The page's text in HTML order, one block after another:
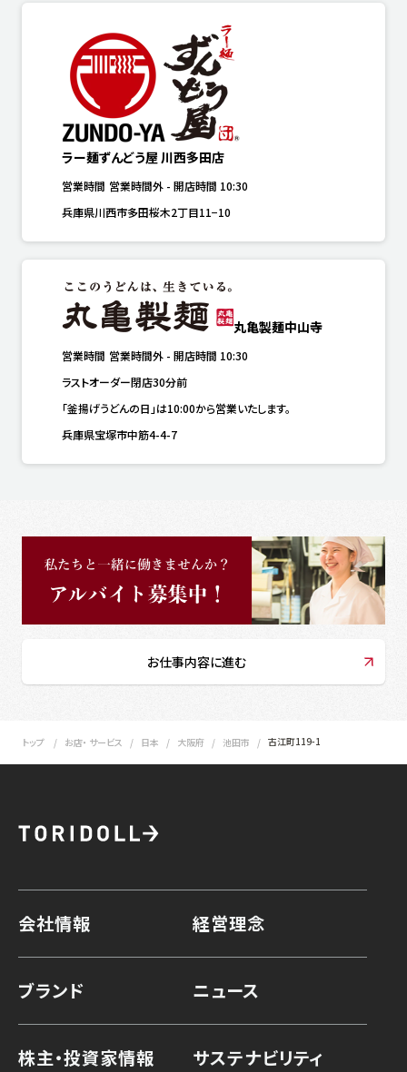
ラー麺ずんどう屋 川西多田店
営業時間 営業時間外 - 開店時間 10:30
兵庫県川西市多田桜木2丁目11−10
丸亀製麺中山寺
営業時間 営業時間外 - 開店時間 10:30
ラストオーダー閉店30分前
「釜揚げうどんの日」は10:00から営業いたします。
兵庫県宝塚市中筋4-4-7
お仕事内容に進む
トップ お店・ サービス 日本 大阪府 池田市 古江町119-1
会社情報 経営理念
ブランド ニュース
株主・投資家情報 サステナビリティ